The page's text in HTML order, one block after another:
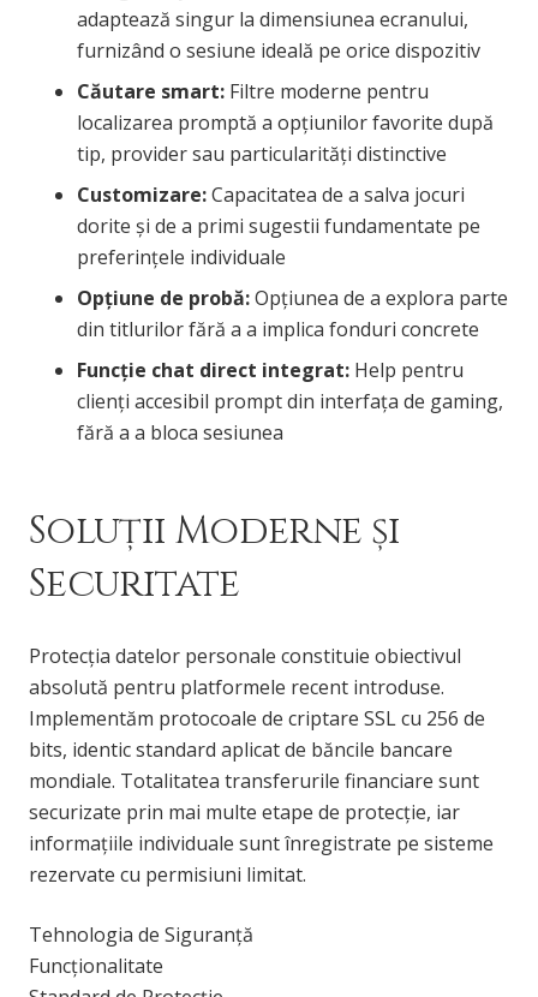
adaptează singur la dimensiunea ecranului,
furnizând o sesiune ideală pe orice dispozitiv
Căutare smart: Filtre moderne pentru
localizarea promptă a opțiunilor favorite după
tip, provider sau particularități distinctive
Customizare:Capacitatea de a salva jocuri
dorite și de a primi sugestii fundamentate pe
preferințele individuale
Opțiune de probă:Opțiunea de a explora parte
din titlurilor fără a a implica fonduri concrete
Funcție chat direct integrat: Help pentru
clienți accesibil prompt din interfața de gaming,
fără a a bloca sesiunea
Soluții Moderne și
Securitate
Protecția datelor personale constituie obiectivul
absolută pentru platformele recent introduse.
Implementăm protocoale de criptare SSL cu 256 de
bits, identic standard aplicat de băncile bancare
mondiale. Totalitatea transferurile financiare sunt
securizate prin mai multe etape de protecție, iar
informațiile individuale sunt înregistrate pe sisteme
rezervate cu permisiuni limitat.
Tehnologia de Siguranță
Funcționalitate